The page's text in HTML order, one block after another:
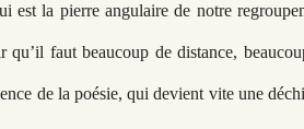
est la pierre angulaire de notre
faut beaucoup de distance,
de la poésie, qui devient vite une